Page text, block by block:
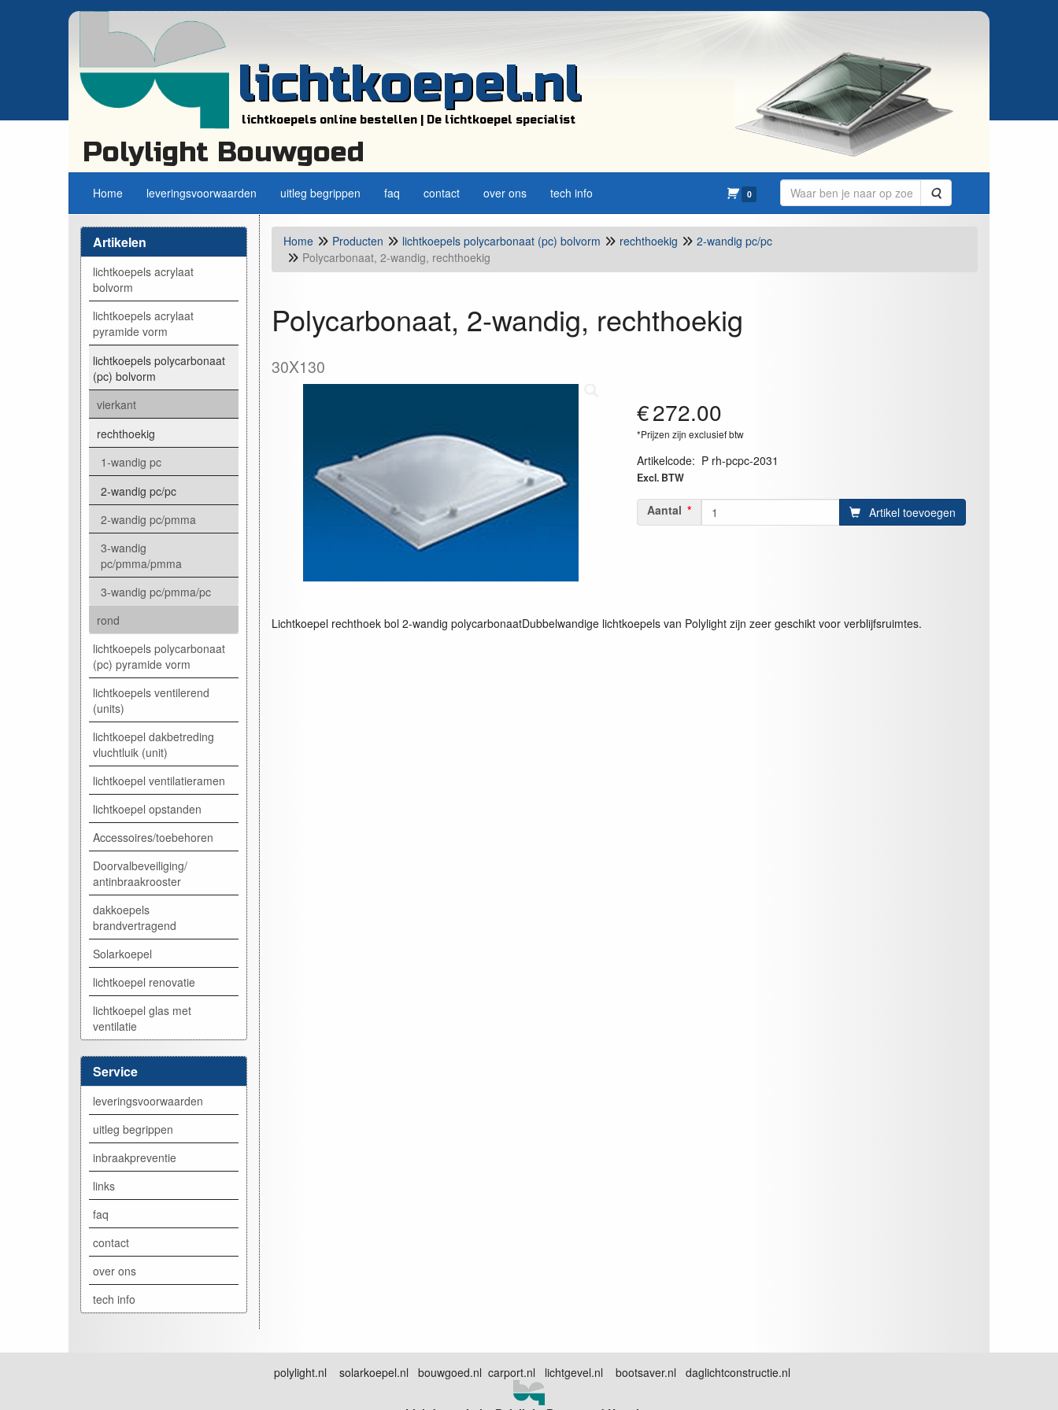
lichtkoepel.nl
lichtkoepels online bestellen | De lichtkoepel specialist
Polylight Bouwgoed
Home leveringsvoorwaarden uitleg begrippen faq contact over ons tech info 0 Zoeken
Artikelen
lichtkoepels acrylaat
bolvorm
lichtkoepels acrylaat
pyramide vorm
lichtkoepels polycarbonaat
(pc) bolvorm
vierkant
rechthoekig
1-wandig pc
2-wandig pc/pc
2-wandig pc/pmma
3-wandig
pc/pmma/pmma
3-wandig pc/pmma/pc
rond
lichtkoepels polycarbonaat
(pc) pyramide vorm
lichtkoepels ventilerend
(units)
lichtkoepel dakbetreding
vluchtluik (unit)
lichtkoepel ventilatieramen
lichtkoepel opstanden
Accessoires/toebehoren
Doorvalbeveiliging/
antinbraakrooster
dakkoepels
brandvertragend
Solarkoepel
lichtkoepel renovatie
lichtkoepel glas met
ventilatie
Service
leveringsvoorwaarden
uitleg begrippen
inbraakpreventie
links
faq
contact
over ons
tech info
Home Producten lichtkoepels polycarbonaat (pc) bolvorm rechthoekig
2-wandig pc/pc
Polycarbonaat, 2-wandig, rechthoekig
Polycarbonaat, 2-wandig, rechthoekig
30X130
€272.00
*Prijzen zijn exclusief btw
Artikelcode: P rh-pcpc-2031
Excl. BTW
Aantal Artikel toevoegen
Lichtkoepel rechthoek bol 2-wandig polycarbonaatDubbelwandige lichtkoepels van Polylight zijn zeer geschikt voor verblijfsruimtes.
polylight.nl solarkoepel.nl bouwgoed.nl carport.nl lichtgevel.nl bootsaver.nl daglichtconstructie.nl